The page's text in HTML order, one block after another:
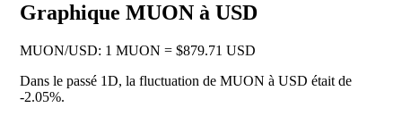
Graphique MUON à USD
MUON/USD: 1 MUON = $879.71 USD
Dans le passé 1D, la fluctuation de MUON à USD était de
-2.05%.